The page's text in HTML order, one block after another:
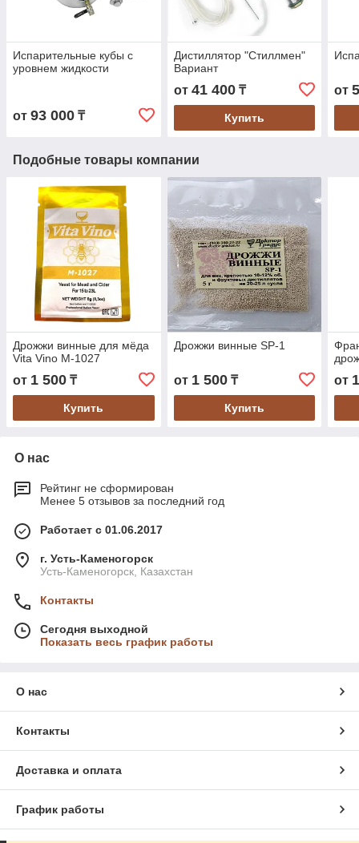
Испарительные кубы с
уровнем жидкости
от 93 000 ₸
Дистиллятор "Стиллмен"
Вариант
от 41 400₸
Купить
от
Подобные товары компании
Дрожжи винные для мёда
Vita Vino M-1027
от 1 500 ₸
Купить
Дрожжи винные SP-1
от 1 500₸
Купить
от
О нас
Рейтинг не сформирован
Менее 5 отзывов за последний год
Работает с 01.06.2017
г. Усть-Каменогорск
Усть-Каменогорск, Казахстан
Контакты
Сегодня выходной
Показать весь график работы
О нас
Контакты
Доставка и оплата
График работы